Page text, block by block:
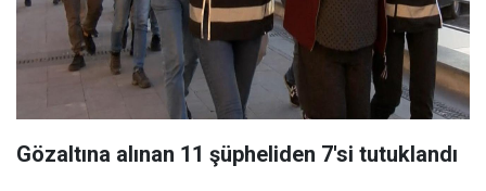
Gözaltına alınan 11 şüpheliden 7'si tutuklandı